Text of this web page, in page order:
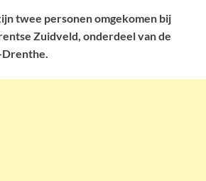
twee personen omgekomen bij
Zuidveld, onderdeel van de